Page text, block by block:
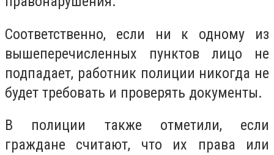
Соответственно, если ни к одному из
вышеперечисленных пунктов лицо не
подпадает, работник полиции никогда не
будет требовать и проверять документы.
В полиции также отметили, если
граждане считают, что их права или